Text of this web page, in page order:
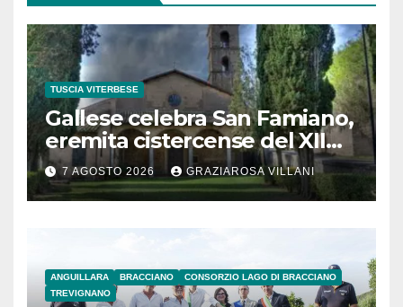
TUSCIA VITERBESE
Gallese celebra San Famiano,
eremita cistercense del XII
secolo
7 AGOSTO 2026 GRAZIAROSA VILLANI
ANGUILLARA BRACCIANO
CONSORZIO LAGO DI BRACCIANO
TREVIGNANO